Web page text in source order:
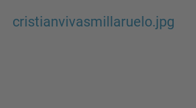
cristianvivasmillaruelo.jpg